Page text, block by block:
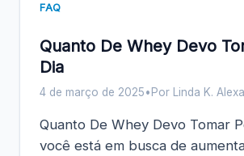
FAQ
Quanto De Whey Devo
Dia
4 de março de 2025• Por Linda K.
Quanto De Whey Devo Tomar
você está em busca de